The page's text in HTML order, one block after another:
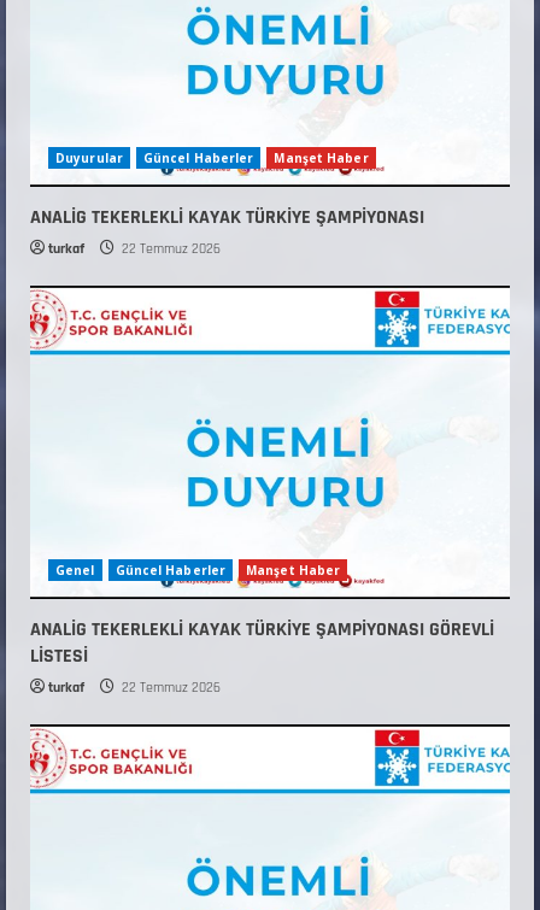
Duyurular Güncel Haberler Manşet Haber
ANALİG TEKERLEKLİ KAYAK TÜRKİYE ŞAMPİYONASI
turkaf 22 Temmuz 2026
Genel Güncel Haberler Manşet Haber
ANALİG TEKERLEKLİ KAYAK TÜRKİYE ŞAMPİYONASI GÖREVLİ
LİSTESİ
turkaf 22 Temmuz 2026